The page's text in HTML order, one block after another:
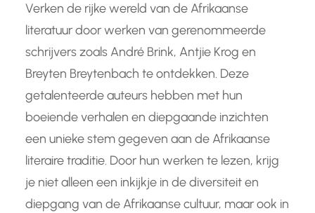
Verken de rijke wereld van de Afrikaanse
literatuur door werken van gerenommeerde
schrijvers zoals André Brink, Antjie Krog en
Breyten Breytenbach te ontdekken. Deze
getalenteerde auteurs hebben met hun
boeiende verhalen en diepgaande inzichten
een unieke stem gegeven aan de Afrikaanse
literaire traditie. Door hun werken te lezen, krijg
je niet alleen een inkijkje in de diversiteit en
diepgang van de Afrikaanse cultuur, maar ook in